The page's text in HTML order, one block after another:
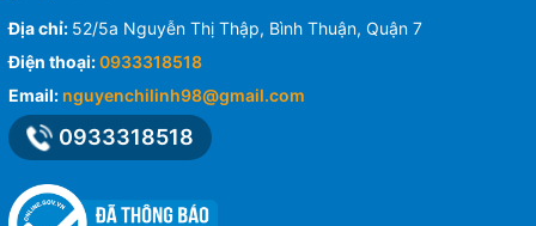
Địa chỉ: 52/5a Nguyễn Thị Thập, Bình Thuận, Quận 7
Điện thoại:0933318518
Email: nguyenchilinh98@gmail.com
0933318518